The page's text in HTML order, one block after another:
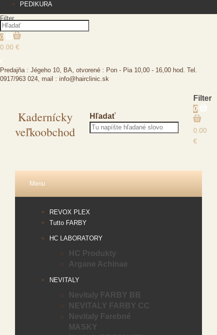
PEDIKURA
Filter
0
0.00 €
€
Predajňa : Jégeho 10, BA, otvorené : Pon - Pia 10,00 - 16,00 hod. Tel.
0917/963 024, mail : info@hairclinic.sk
Kadernícky
veľkoobchod
Hľadať
Filter
0
0.00
€
Menu
REVOX PLEX
Tutto FARBY
HC LABORATORY
HC Produkty
Argane Achinae
NEVITALY
Nevitaly FARBY BB
NEVITALY FARBY CC
Nevitaly Farebné
MASKY